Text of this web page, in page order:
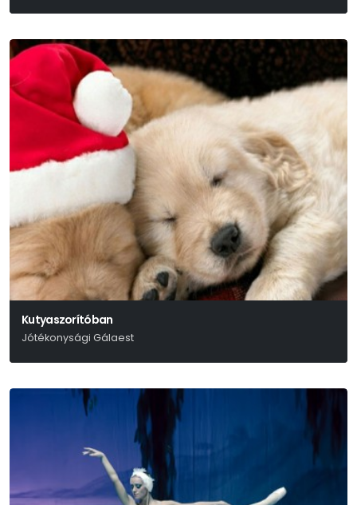
Kutyaszorítóban
Jótékonysági Gálaest